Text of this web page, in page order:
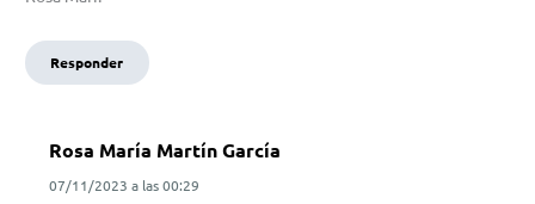
Responder
Rosa María Martín García
07/11/2023 a las00:29